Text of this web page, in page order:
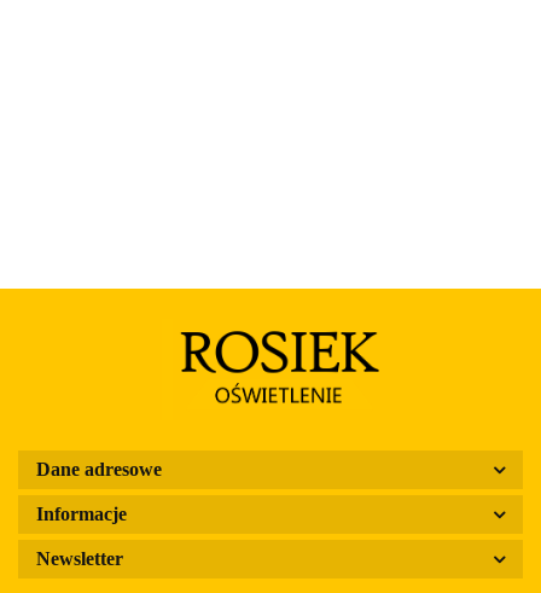
Dane adresowe
Informacje
Newsletter